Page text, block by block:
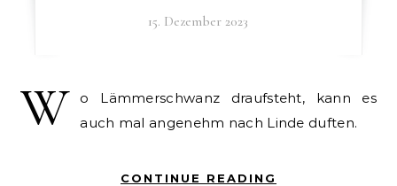
15. Dezember 2023
W
o Lämmerschwanz draufsteht, kann es
auch mal angenehm nach Linde duften.
CONTINUE READING